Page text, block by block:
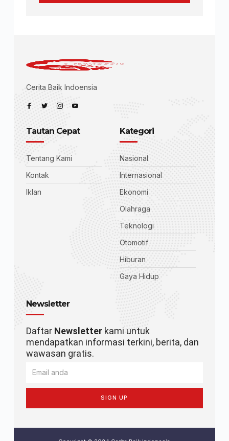
Cerita Baik Indoensia
Tautan Cepat
Tentang Kami
Kontak
Iklan
Kategori
Nasional
Internasional
Ekonomi
Olahraga
Teknologi
Otomotif
Hiburan
Gaya Hidup
Newsletter
Daftar Newsletterkami untuk
mendapatkan informasi terkini, berita, dan
wawasan gratis.
SIGN UP